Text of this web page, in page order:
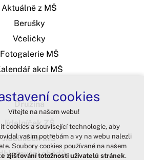
Aktuálně z MŠ
Berušky
Včeličky
Fotogalerie MŠ
akcí MŠ
Družina
Jídelníček ZŠ
Jídelníček MŠ
obědů
cookies
Vítejte na našem webu!
cookies a související technologie, aby
vašim potřebám a vy na webu nalezli
Soubory cookies používané na našem
zjišťování totožnosti uživatelů stránek.